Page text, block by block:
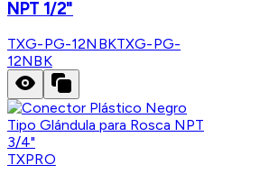
NPT 1/2"
TXG-PG-12NBKTXG-PG-
12NBK
TXPRO